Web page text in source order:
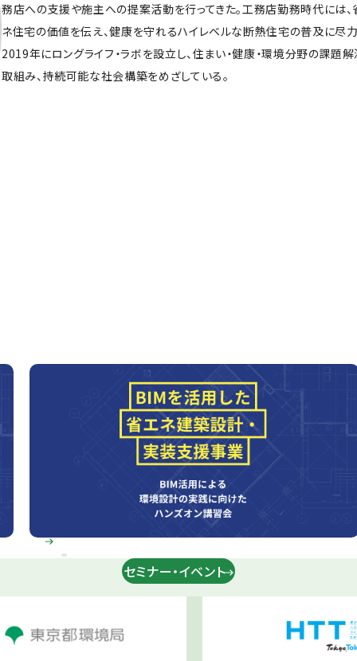
務店への支援や施主への提案活動を行ってきた。工務店勤務時代には、
ネ住宅の価値を伝え、健康を守れるハイレベルな断熱住宅の普及に尽力
2019年にロングライフ・ラボを設立し、住まい・健康・環境分野の課題
取組み、持続可能な社会構築をめざしている。
セミナー・イベント